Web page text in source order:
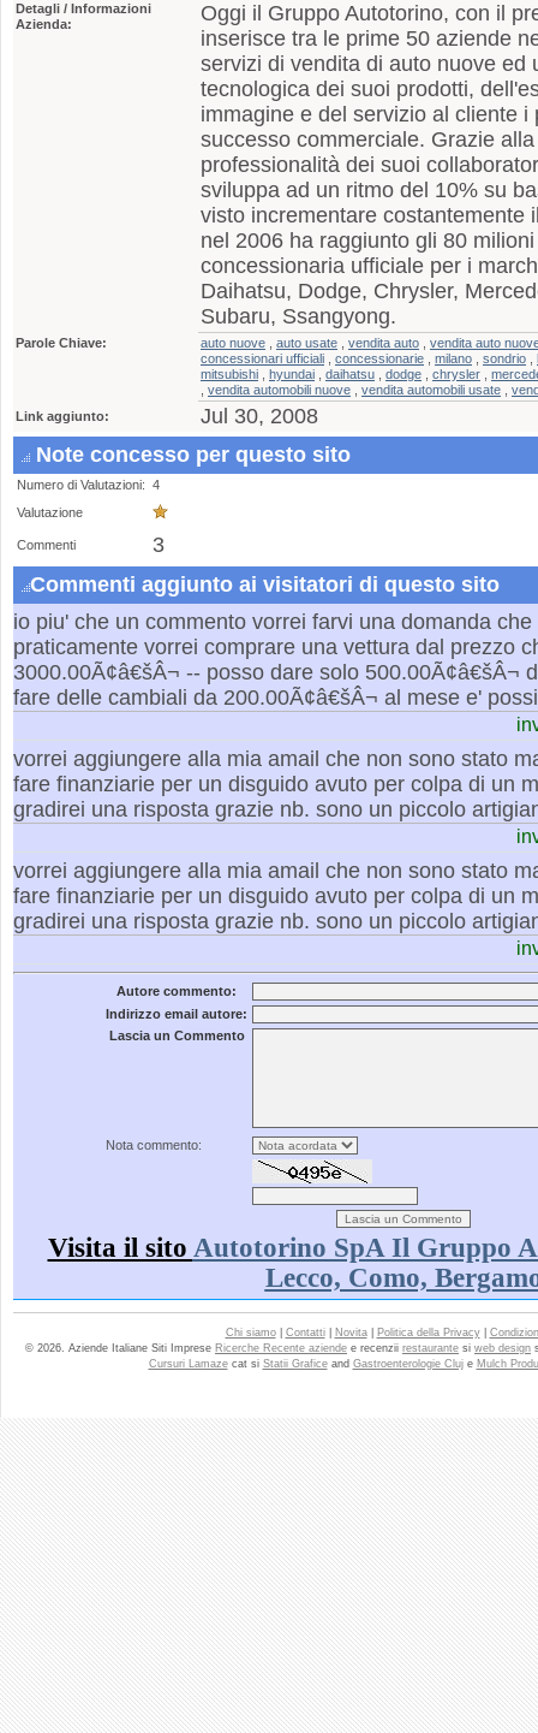
Detagli / Informazioni
Azienda:
Oggi il Gruppo Autotorino, con il
inserisce tra le prime 50 aziende
servizi di vendita di auto nuove ed
tecnologica dei suoi prodotti,
immagine e del servizio al cliente i
successo commerciale. Grazie
professionalità dei suoi
sviluppa ad un ritmo del 10% su
visto incrementare costantemente
nel 2006 ha raggiunto gli 80
concessionaria ufficiale per i
Daihatsu, Dodge, Chrysler,
Subaru, Ssangyong.
Parole Chiave: auto nuove auto usate vendita auto
vendita auto
concessionari ufficiali
concessionarie milano sondrio
mitsubishi
hyundai daihatsu dodge chrysler
vendita automobili nuove vendita automobili usate
Link aggiunto:
Jul 30, 2008
Note concesso per questo sito
Numero di Valutazioni: 4
Valutazione
Commenti
3
Commenti aggiunto ai visitatori di questo sito
io piu' che un commento vorrei farvi una domanda
praticamente vorrei comprare una vettura dal prezzo
3000.00Ã¢â€šÂ¬ -- posso dare solo 500.00Ã¢â€šÂ¬
fare delle cambiali da 200.00Ã¢â€šÂ¬ al mese e'
vorrei aggiungere alla mia amail che non sono stato
fare finanziarie per un disguido avuto per colpa di un
gradirei una risposta grazie nb. sono un piccolo
vorrei aggiungere alla mia amail che non sono stato
fare finanziarie per un disguido avuto per colpa di un
gradirei una risposta grazie nb. sono un piccolo
Autore commento:
Indirizzo email autore:
Lascia un Commento
Nota commento:
Visita il sito Autotorino SpA Il Gruppo
Lecco, Como,
Chi siamo| Contatti| Novita| Politica della Privacy|
© 2026. Aziende Italiane Siti Imprese Ricerche Recente aziende e recenzii restaurante si web design
Cursuri Lamazecat si Statii Graficeand Gastroenterologie Cluje Mulch